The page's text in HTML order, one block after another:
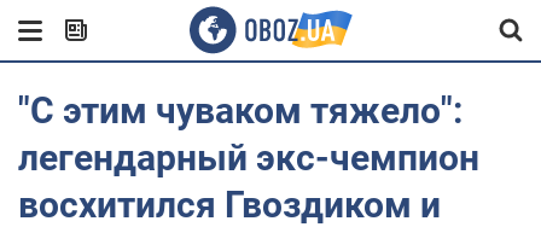
"С этим чуваком тяжело":
легендарный экс-чемпион
восхитился Гвоздиком и